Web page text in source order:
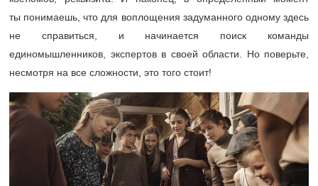
ты понимаешь, что для воплощения задуманного одному здесь
не справиться, и начинается поиск команды
единомышленников, экспертов в своей области. Но поверьте,
несмотря на все сложности, это того стоит!